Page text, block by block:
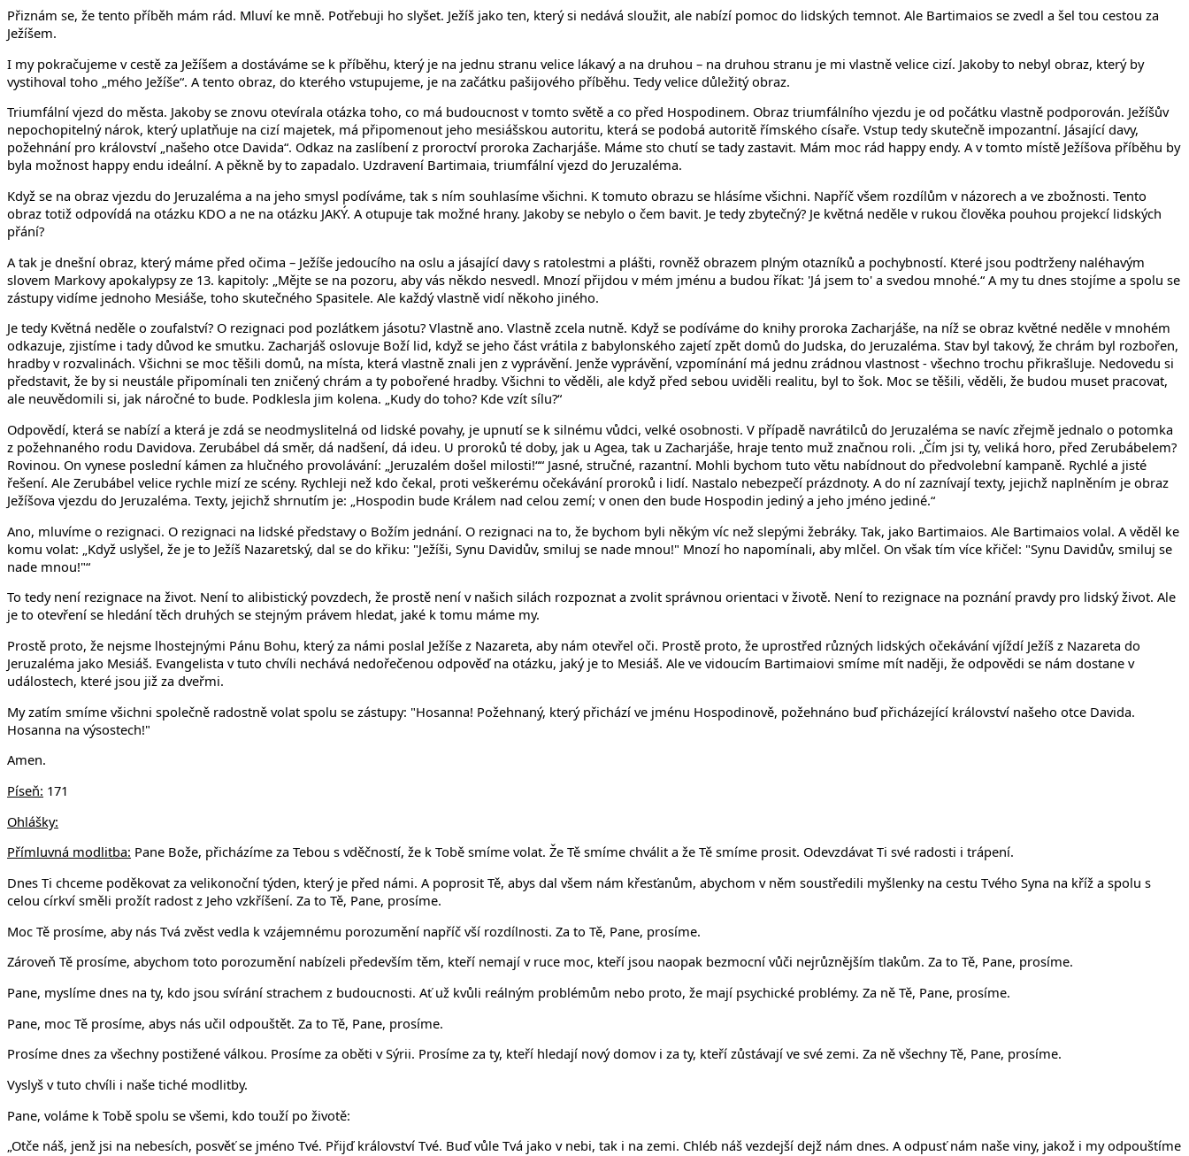
Přiznám se, že tento příběh mám rád. Mluví ke mně. Potřebuji ho slyšet. Ježíš jako ten, který si nedává sloužit, ale nabízí pomoc do lidských temnot. Ale Bartimaios se zvedl a šel tou cestou za
Ježíšem.
I my pokračujeme v cestě za Ježíšem a dostáváme se k příběhu, který je na jednu stranu velice lákavý a na druhou – na druhou stranu je mi vlastně velice cizí. Jakoby to nebyl obraz, který by
vystihoval toho „mého Ježíše“. A tento obraz, do kterého vstupujeme, je na začátku pašijového příběhu. Tedy velice důležitý obraz.
Triumfální vjezd do města. Jakoby se znovu otevírala otázka toho, co má budoucnost v tomto světě a co před Hospodinem. Obraz triumfálního vjezdu je od počátku vlastně podporován. Ježíšův
nepochopitelný nárok, který uplatňuje na cizí majetek, má připomenout jeho mesiášskou autoritu, která se podobá autoritě římského císaře. Vstup tedy skutečně impozantní. Jásající davy,
požehnání pro království „našeho otce Davida“. Odkaz na zaslíbení z proroctví proroka Zacharjáše. Máme sto chutí se tady zastavit. Mám moc rád happy endy. A v tomto místě Ježíšova příběhu by
byla možnost happy endu ideální. A pěkně by to zapadalo. Uzdravení Bartimaia, triumfální vjezd do Jeruzaléma.
Když se na obraz vjezdu do Jeruzaléma a na jeho smysl podíváme, tak s ním souhlasíme všichni. K tomuto obrazu se hlásíme všichni. Napříč všem rozdílům v názorech a ve zbožnosti. Tento
obraz totiž odpovídá na otázku KDO a ne na otázku JAKÝ. A otupuje tak možné hrany. Jakoby se nebylo o čem bavit. Je tedy zbytečný? Je květná neděle v rukou člověka pouhou projekcí lidských
přání?
A tak je dnešní obraz, který máme před očima – Ježíše jedoucího na oslu a jásající davy s ratolestmi a plášti, rovněž obrazem plným otazníků a pochybností. Které jsou podtrženy naléhavým
slovem Markovy apokalypsy ze 13. kapitoly: „Mějte se na pozoru, aby vás někdo nesvedl. Mnozí přijdou v mém jménu a budou říkat: 'Já jsem to' a svedou mnohé.“ A my tu dnes stojíme a spolu se
zástupy vidíme jednoho Mesiáše, toho skutečného Spasitele. Ale každý vlastně vidí někoho jiného.
Je tedy Květná neděle o zoufalství? O rezignaci pod pozlátkem jásotu? Vlastně ano. Vlastně zcela nutně. Když se podíváme do knihy proroka Zacharjáše, na níž se obraz květné neděle v mnohém
odkazuje, zjistíme i tady důvod ke smutku. Zacharjáš oslovuje Boží lid, když se jeho část vrátila z babylonského zajetí zpět domů do Judska, do Jeruzaléma. Stav byl takový, že chrám byl rozbořen,
hradby v rozvalinách. Všichni se moc těšili domů, na místa, která vlastně znali jen z vyprávění. Jenže vyprávění, vzpomínání má jednu zrádnou vlastnost - všechno trochu přikrašluje. Nedovedu si
představit, že by si neustále připomínali ten zničený chrám a ty pobořené hradby. Všichni to věděli, ale když před sebou uviděli realitu, byl to šok. Moc se těšili, věděli, že budou muset pracovat,
ale neuvědomili si, jak náročné to bude. Podklesla jim kolena. „Kudy do toho? Kde vzít sílu?“
Odpovědí, která se nabízí a která je zdá se neodmyslitelná od lidské povahy, je upnutí se k silnému vůdci, velké osobnosti. V případě navrátilců do Jeruzaléma se navíc zřejmě jednalo o potomka
z požehnaného rodu Davidova. Zerubábel dá směr, dá nadšení, dá ideu. U proroků té doby, jak u Agea, tak u Zacharjáše, hraje tento muž značnou roli. „Čím jsi ty, veliká horo, před Zerubábelem?
Rovinou. On vynese poslední kámen za hlučného provolávání: „Jeruzalém došel milosti!““ Jasné, stručné, razantní. Mohli bychom tuto větu nabídnout do předvolební kampaně. Rychlé a jisté
řešení. Ale Zerubábel velice rychle mizí ze scény. Rychleji než kdo čekal, proti veškerému očekávání proroků i lidí. Nastalo nebezpečí prázdnoty. A do ní zaznívají texty, jejichž naplněním je obraz
Ježíšova vjezdu do Jeruzaléma. Texty, jejichž shrnutím je: „Hospodin bude Králem nad celou zemí; v onen den bude Hospodin jediný a jeho jméno jediné.“
Ano, mluvíme o rezignaci. O rezignaci na lidské představy o Božím jednání. O rezignaci na to, že bychom byli někým víc než slepými žebráky. Tak, jako Bartimaios. Ale Bartimaios volal. A věděl ke
komu volat: „Když uslyšel, že je to Ježíš Nazaretský, dal se do křiku: "Ježíši, Synu Davidův, smiluj se nade mnou!" Mnozí ho napomínali, aby mlčel. On však tím více křičel: "Synu Davidův, smiluj se
nade mnou!"“
To tedy není rezignace na život. Není to alibistický povzdech, že prostě není v našich silách rozpoznat a zvolit správnou orientaci v životě. Není to rezignace na poznání pravdy pro lidský život. Ale
je to otevření se hledání těch druhých se stejným právem hledat, jaké k tomu máme my.
Prostě proto, že nejsme lhostejnými Pánu Bohu, který za námi poslal Ježíše z Nazareta, aby nám otevřel oči. Prostě proto, že uprostřed různých lidských očekávání vjíždí Ježíš z Nazareta do
Jeruzaléma jako Mesiáš. Evangelista v tuto chvíli nechává nedořečenou odpověď na otázku, jaký je to Mesiáš. Ale ve vidoucím Bartimaiovi smíme mít naději, že odpovědi se nám dostane v
událostech, které jsou již za dveřmi.
My zatím smíme všichni společně radostně volat spolu se zástupy: "Hosanna! Požehnaný, který přichází ve jménu Hospodinově, požehnáno buď přicházející království našeho otce Davida.
Hosanna na výsostech!"
Amen.
Píseň: 171
Ohlášky:
Přímluvná modlitba: Pane Bože, přicházíme za Tebou s vděčností, že k Tobě smíme volat. Že Tě smíme chválit a že Tě smíme prosit. Odevzdávat Ti své radosti i trápení.
Dnes Ti chceme poděkovat za velikonoční týden, který je před námi. A poprosit Tě, abys dal všem nám křesťanům, abychom v něm soustředili myšlenky na cestu Tvého Syna na kříž a spolu s
celou církví směli prožít radost z Jeho vzkříšení. Za to Tě, Pane, prosíme.
Moc Tě prosíme, aby nás Tvá zvěst vedla k vzájemnému porozumění napříč vší rozdílnosti. Za to Tě, Pane, prosíme.
Zároveň Tě prosíme, abychom toto porozumění nabízeli především těm, kteří nemají v ruce moc, kteří jsou naopak bezmocní vůči nejrůznějším tlakům. Za to Tě, Pane, prosíme.
Pane, myslíme dnes na ty, kdo jsou svírání strachem z budoucnosti. Ať už kvůli reálným problémům nebo proto, že mají psychické problémy. Za ně Tě, Pane, prosíme.
Pane, moc Tě prosíme, abys nás učil odpouštět. Za to Tě, Pane, prosíme.
Prosíme dnes za všechny postižené válkou. Prosíme za oběti v Sýrii. Prosíme za ty, kteří hledají nový domov i za ty, kteří zůstávají ve své zemi. Za ně všechny Tě, Pane, prosíme.
Vyslyš v tuto chvíli i naše tiché modlitby.
Pane, voláme k Tobě spolu se všemi, kdo touží po životě:
„Otče náš, jenž jsi na nebesích, posvěť se jméno Tvé. Přijď království Tvé. Buď vůle Tvá jako v nebi, tak i na zemi. Chléb náš vezdejší dejž nám dnes. A odpusť nám naše viny, jakož i my odpouštíme